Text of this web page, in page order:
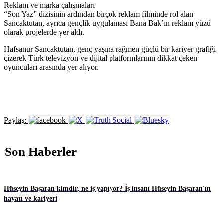
Reklam ve marka çalışmaları
“Son Yaz” dizisinin ardından birçok reklam filminde rol alan
Sancaktutan, ayrıca gençlik uygulaması Bana Bak’ın reklam yüzü
olarak projelerde yer aldı.
Hafsanur Sancaktutan, genç yaşına rağmen güçlü bir kariyer grafiği
çizerek Türk televizyon ve dijital platformlarının dikkat çeken
oyuncuları arasında yer alıyor.
Paylaş:
Son Haberler
Hüseyin Başaran kimdir, ne iş yapıyor? İş insanı Hüseyin Başaran'ın
hayatı ve kariyeri